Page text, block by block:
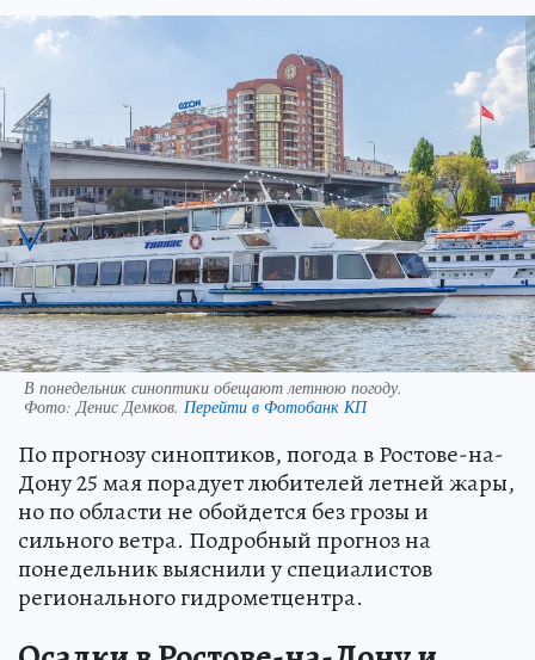
В понедельник синоптики обещают летнюю погоду.
Фото: Денис Демков. Перейти в Фотобанк КП
По прогнозу синоптиков, погода в Ростове-на-
Дону 25 мая порадует любителей летней жары,
но по области не обойдется без грозы и
сильного ветра. Подробный прогноз на
понедельник выяснили у специалистов
регионального гидрометцентра.